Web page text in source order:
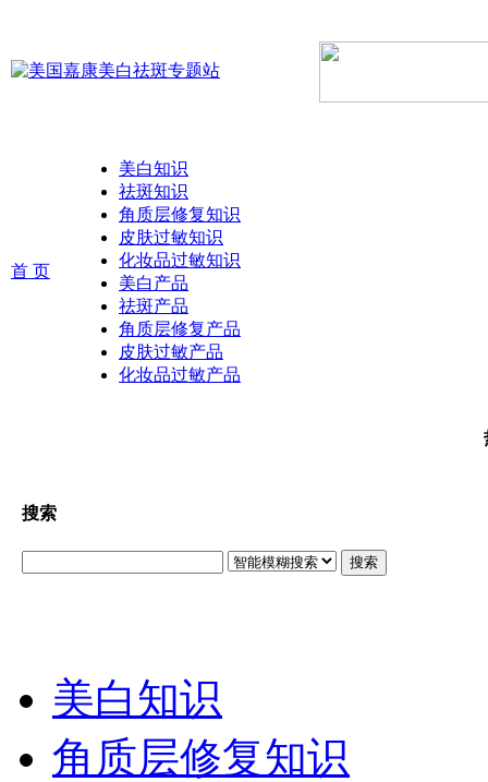
首 页
美白知识
祛斑知识
角质层修复知识
皮肤过敏知识
化妆品过敏知识
美白产品
祛斑产品
角质层修复产品
皮肤过敏产品
化妆品过敏产品
搜索
搜索
美白知识
角质层修复知识